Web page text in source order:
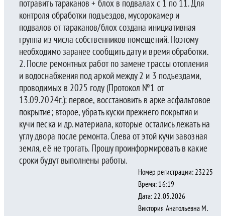
потравить тараканов + блох в подвалах с 1 по 11. Для
контроля обработки подъездов, мусорокамер и
подвалов от тараканов/блох создана инициативная
группа из числа собственников помещений. Поэтому
необходимо заранее сообщить дату и время обработки.
2. После ремонтных работ по замене трассы отопления
и водоснабжения под аркой между 2 и 3 подъездами,
проводимых в 2025 году (Протокол №1 от
13.09.2024г.): первое, восстановить в арке асфальтовое
покрытие; второе, убрать куски прежнего покрытия и
кучи песка и др. материала, которые остались лежать на
углу двора после ремонта. Слева от этой кучи завозная
земля, её не трогать. Прошу проинформировать в какие
сроки будут выполнены работы.
Номер регистрации: 23225
Время: 16:19
Дата: 22.05.2026
Виктория Анатольевна М.